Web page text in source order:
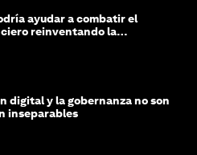
ayudar a combatir el
reinventando la
digital y la gobernanza no son
inseparables